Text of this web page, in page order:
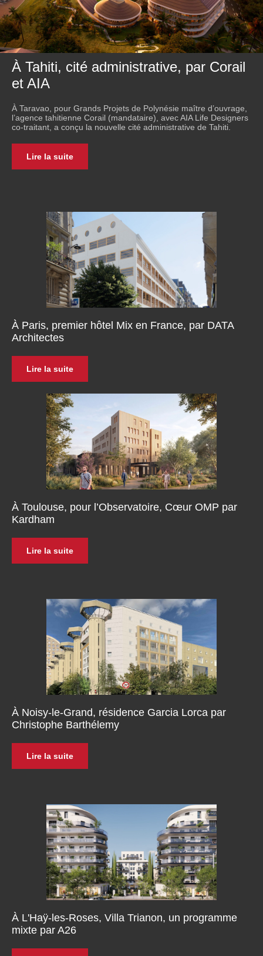
À Tahiti, cité administrative, par Corail
et AIA
À Taravao, pour Grands Projets de Polynésie maître d’ouvrage,
l’agence tahitienne Corail (mandataire), avec AIA Life Designers
co-traitant, a conçu la nouvelle cité administrative de Tahiti.
Lire la suite
À Paris, premier hôtel Mix en France, par DATA
Architectes
Lire la suite
À Toulouse, pour l’Observatoire, Cœur OMP par
Kardham
Lire la suite
À Noisy-le-Grand, résidence Garcia Lorca par
Christophe Barthélemy
Lire la suite
À L'Haÿ-les-Roses, Villa Trianon, un programme
mixte par A26